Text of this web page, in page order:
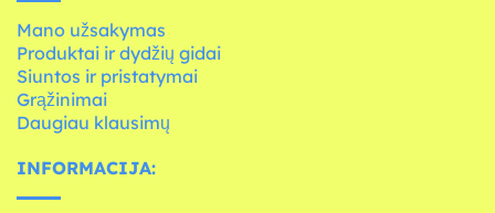
Mano užsakymas
Produktai ir dydžių gidai
Siuntos ir pristatymai
Grąžinimai
Daugiau klausimų
INFORMACIJA: